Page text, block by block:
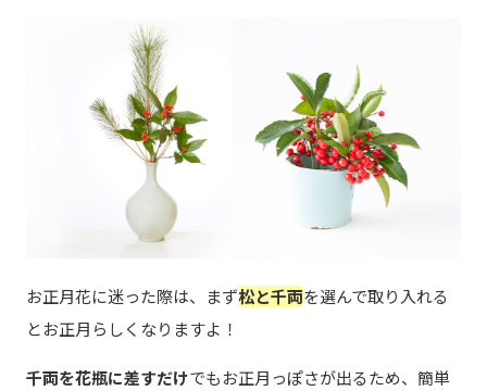
お正月花に迷った際は、まず松と千両を選んで取り入れる
とお正月らしくなりますよ！
千両を花瓶に差すだけでもお正月っぽさが出るため、簡単